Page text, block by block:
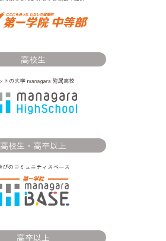
高校生
高校生・高卒以上
高卒以上